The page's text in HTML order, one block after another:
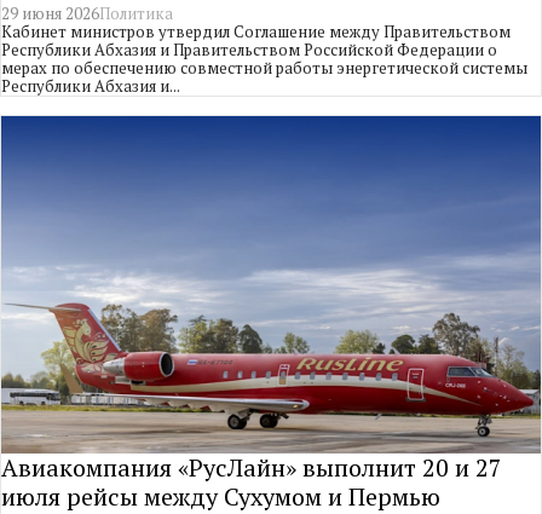
29 июня 2026Политика
Кабинет министров утвердил Соглашение между Правительством
Республики Абхазия и Правительством Российской Федерации о
мерах по обеспечению совместной работы энергетической системы
Республики Абхазия и...
Авиакомпания «РусЛайн» выполнит 20 и 27
июля рейсы между Сухумом и Пермью